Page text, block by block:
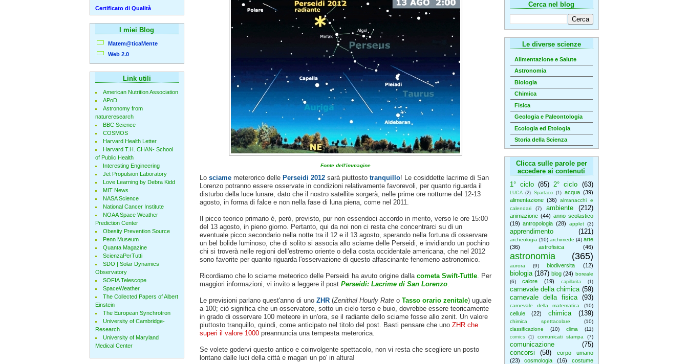
Cerca nel blog
Le diverse scienze
Alimentazione e Salute
Astronomia
Biologia
Chimica
Fisica
Geologia e Paleontologia
Ecologia ed Etologia
Storia della Scienza
Clicca sulle parole per
accedere ai contenuti
1° ciclo (85) 2° ciclo (63)
LUCA (2) Spartaco (1) acqua (39)
alimentazione (36)
almanacchi e
calendari
(7) ambiente (212)
animazione (44) anno scolastico
(19) antropologia (28) applet (3)
apprendimento (121)
archeologia (10) archimede (4) arte
(36)
astrofisica (46)
astronomia (365)
aurora (9) biodiversita (12)
biologia (187) blog (24) boreale
(6)
calore (19) capillarita (1)
carnevale della chimica (59)
carnevale della fisica
(93)
carnevale della matematica (10)
cellule (22) chimica (139)
chimica spettacolare
(10)
classificazione
(10) clima (11)
comics (1) comunicati stampa (7)
comunicazione
(75)
concorsi
(58)
corpo umano
(23)
cosmologia (16)
costume
Fonte dell'immagine
Lo sciamemeterorico delle Perseidi 2012sarà piuttosto tranquillo! Le cosiddette lacrime di San
Lorenzo potranno essere osservate in condizioni relativamente favorevoli, per quanto riguarda il
disturbo della luce lunare, dato che il nostro satellite sorgerà, nelle prime ore notturne del 12-13
agosto, in forma di falce e non nella fase di luna piena, come nel 2011.
Il picco teorico primario è, però, previsto, pur non essendoci accordo in merito, verso le ore 15:00
del 13 agosto, in pieno giorno. Pertanto, qui da noi non ci resta che concentrarci su di un
eventuale picco secondario nella notte tra il 12 e il 13 agosto, sperando nella fortuna di osservare
un bel bolide luminoso, che di solito si associa allo sciame delle Perseidi, e invidiando un pochino
chi si troverà nelle regioni dell'estremo oriente o della costa occidentale americana, che nel 2012
sono favorite per quanto riguarda l'osservazione di questo affascinante fenomeno astronomico.
Ricordiamo che lo sciame meteorico delle Perseidi ha avuto origine dalla cometa Swift-Tuttle. Per
maggiori informazioni, vi invito a leggere il post Perseidi: Lacrime di San Lorenzo.
Le previsioni parlano quest'anno di uno ZHR(Zenithal Hourly Rateo Tasso orario zenitale) uguale
a 100; ciò significa che un osservatore, sotto un cielo terso e buio, dovrebbe essere teoricamente
in grado di osservare 100 meteore in un'ora, se il radiante dello sciame fosse allo zenit. Un valore
piuttosto tranquillo, quindi, come anticipato nel titolo del post. Basti pensare che uno ZHR che
superi il valore 1000preannuncia una tempesta meterorica.
Se volete godervi questo antico e coinvolgente spettacolo, non vi resta che scegliere un posto
lontano dalle luci della città e magari un po' in altura!
Certificato di Qualità
I miei Blog
Matem@ticaMente
Web 2.0
Link utili
American Nutrition Association
APoD
Astronomy from
natureresearch
BBC Science
COSMOS
Harvard Health Letter
Harvard T.H. CHAN- School
of Public Health
Interesting Engineering
Jet Propulsion Laboratory
Love Learning by Debra Kidd
MIT News
NASA Science
National Cancer Institute
NOAA Space Weather
Prediction Center
Obesity Prevention Source
Penn Museum
Quanta Magazine
ScienzaPerTutti
SDO | Solar Dynamics
Observatory
SOFIA Telescope
SpaceWeather
The Collected Papers of Albert
Einstein
The European Synchrotron
University of Cambridge-
Research
University of Maryland
Medical Center